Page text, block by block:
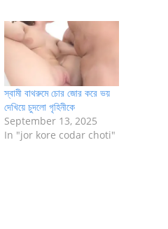
স্বামী বাথরুমে চোর জোর করে ভয়
দেখিয়ে চুদলো গৃহিনীকে
September 13, 2025
In "jor kore codar choti"